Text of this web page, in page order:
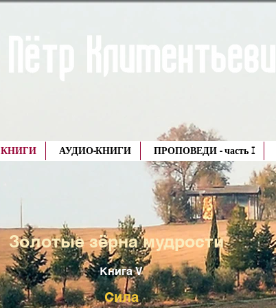
КНИГИ АУДИО-КНИГИ ПРОПОВЕДИ - часть I
Золотые зёрна мудрости
Книга V
Сила